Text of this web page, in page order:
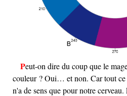
Peut-on dire du coup que le magenta n'est pas une vraie
couleur ? Oui… et non. Car tout ce
n'a de sens que pour notre